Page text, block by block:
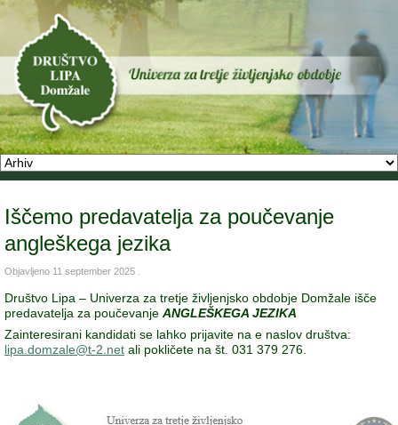
Iščemo predavatelja za poučevanje
angleškega jezika
Objavljeno 11 september 2025
Društvo Lipa – Univerza za tretje življenjsko obdobje Domžale išče
predavatelja za poučevanje ANGLEŠKEGA JEZIKA
Zainteresirani kandidati se lahko prijavite na e naslov društva:
lipa.domzale@t-2.net ali pokličete na št. 031 379 276.